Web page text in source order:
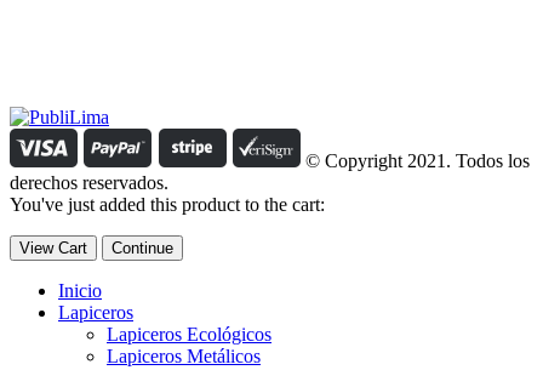
© Copyright 2021. Todos los
derechos reservados.
You've just added this product to the cart:
View Cart Continue
Inicio
Lapiceros
Lapiceros Ecológicos
Lapiceros Metálicos